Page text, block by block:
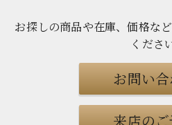
お探しの商品や在庫、価格な
くださ
お問い
来店の